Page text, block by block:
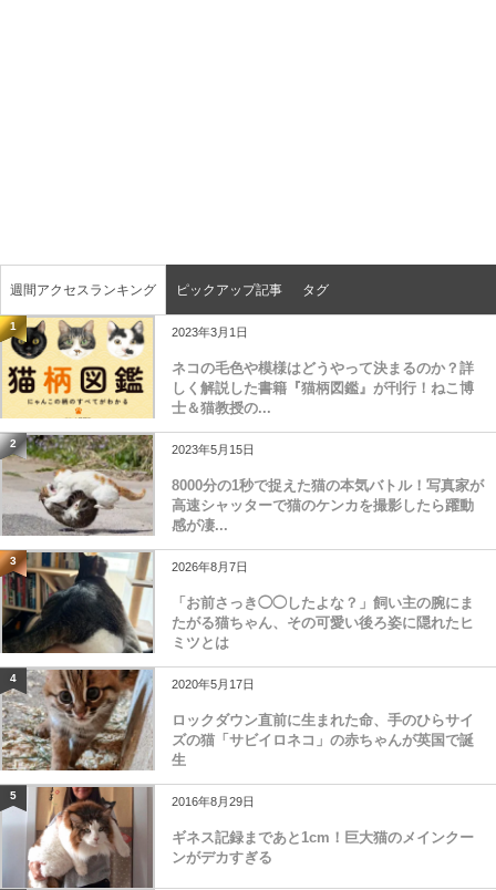
週間アクセスランキング ピックアップ記事 タグ
1 2023年3月1日
ネコの毛色や模様はどうやって決まるのか？詳
しく解説した書籍『猫柄図鑑』が刊行！ねこ博
士＆猫教授の...
2 2023年5月15日
8000分の1秒で捉えた猫の本気バトル！写真家が
高速シャッターで猫のケンカを撮影したら躍動
感が凄...
3 2026年8月7日
「お前さっき◯◯したよな？」飼い主の腕にま
たがる猫ちゃん、その可愛い後ろ姿に隠れたヒ
ミツとは
4 2020年5月17日
ロックダウン直前に生まれた命、手のひらサイ
ズの猫「サビイロネコ」の赤ちゃんが英国で誕
生
5 2016年8月29日
ギネス記録まであと1cm！巨大猫のメインクー
ンがデカすぎる